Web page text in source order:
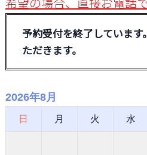
予約受付を終了していま
ただきます。
2026年8月
日 月 火 水